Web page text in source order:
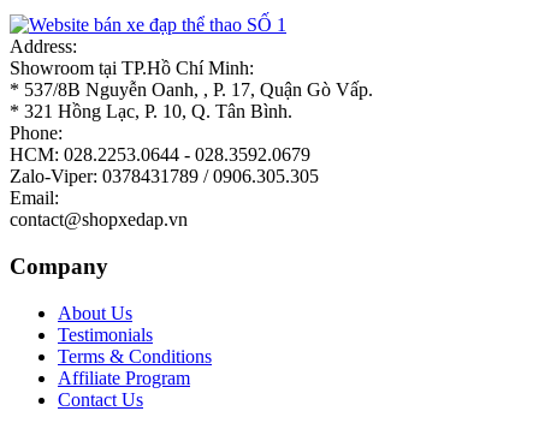
Address:
Showroom tại TP.Hồ Chí Minh:
* 537/8B Nguyễn Oanh, , P. 17, Quận Gò Vấp.
* 321 Hồng Lạc, P. 10, Q. Tân Bình.
Phone:
HCM: 028.2253.0644 - 028.3592.0679
Zalo-Viper: 0378431789 / 0906.305.305
Email:
contact@shopxedap.vn
Company
About Us
Testimonials
Terms & Conditions
Affiliate Program
Contact Us